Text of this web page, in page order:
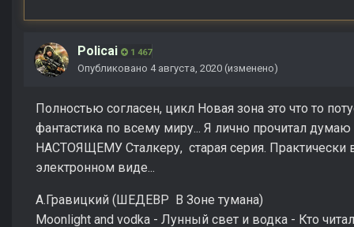
Policai 1 467
Опубликовано 4 августа, 2020 (изменено)
Полностью согласен, цикл Новая зона это что то
фантастика по всему миру... Я лично прочитал
НАСТОЯЩЕМУ Сталкеру, старая серия. Практически
электронном виде...
А.Гравицкий (ШЕДЕВР В Зоне тумана)
Moonlight and vodka - Лунный свет и водка - Кто